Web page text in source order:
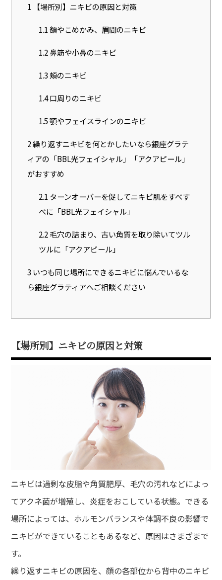
1 【場所別】ニキビの原因と対策
1.1額やこめかみ、眉間のニキビ
1.2鼻筋や小鼻のニキビ
1.3頬のニキビ
1.4口周りのニキビ
1.5顎やフェイスラインのニキビ
2繰り返すニキビを何とかしたいなら銀座グラテ
ィアの「BBL光フェイシャル」「アクアピール」
がおすすめ
2.1 ターンオーバーを促してニキビ肌をすべす
べに「BBL光フェイシャル」
2.2毛穴の詰まり、古い角質を取り除いてツル
ツルに「アクアピール」
3 いつも同じ場所にできるニキビに悩んでいるな
ら銀座グラティアへご相談ください
【場所別】ニキビの原因と対策
ニキビは過剰な皮脂や角質肥厚、毛穴の汚れなどによっ
てアクネ菌が増殖し、炎症をおこしている状態。できる
場所によっては、ホルモンバランスや体調不良の影響で
ニキビができていることもあるなど、原因はさまざまで
す。
繰り返すニキビの原因を、顔の各部位から背中のニキビ